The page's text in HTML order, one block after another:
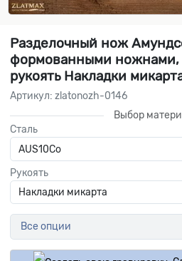
Разделочный нож
формованными ножнами,
рукоять Накладки
Артикул: zlatonozh-0146
Выбор
Сталь
Рукоять
Все опции